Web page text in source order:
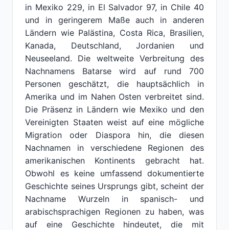
in Mexiko 229, in El Salvador 97, in Chile 40
und in geringerem Maße auch in anderen
Ländern wie Palästina, Costa Rica, Brasilien,
Kanada, Deutschland, Jordanien und
Neuseeland. Die weltweite Verbreitung des
Nachnamens Batarse wird auf rund 700
Personen geschätzt, die hauptsächlich in
Amerika und im Nahen Osten verbreitet sind.
Die Präsenz in Ländern wie Mexiko und den
Vereinigten Staaten weist auf eine mögliche
Migration oder Diaspora hin, die diesen
Nachnamen in verschiedene Regionen des
amerikanischen Kontinents gebracht hat.
Obwohl es keine umfassend dokumentierte
Geschichte seines Ursprungs gibt, scheint der
Nachname Wurzeln in spanisch- und
arabischsprachigen Regionen zu haben, was
auf eine Geschichte hindeutet, die mit